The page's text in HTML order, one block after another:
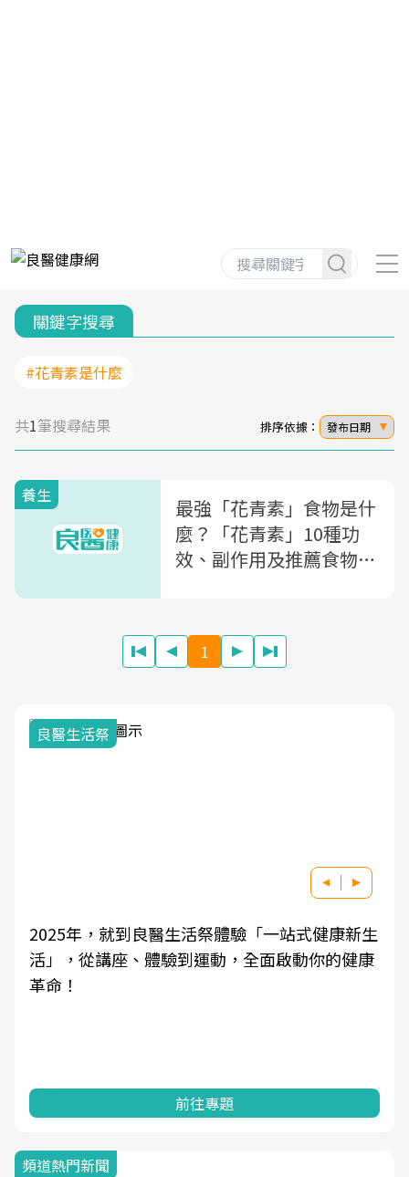
關鍵字搜尋
#花青素是什麼
共1筆搜尋結果 排序依據： 發布日期
養生
最強「花青素」食物是什
麼？「花青素」10種功
效、副作用及推薦食物一
1
良醫生活祭
2025年，就到良醫生活祭體驗「一站式健康新生
活」，從講座、體驗到運動，全面啟動你的健康
革命！
前往專題
頻道熱門新聞